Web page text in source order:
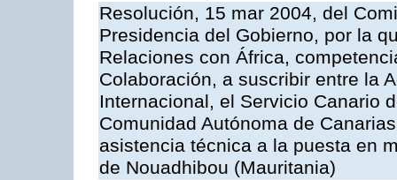
Resolución, 15 mar 2004, del
Presidencia del Gobierno, por la
Relaciones con África,
Colaboración, a suscribir entre la
Internacional, el Servicio Canario
Comunidad Autónoma de
asistencia técnica a la puesta en
de Nouadhibou (Mauritania)